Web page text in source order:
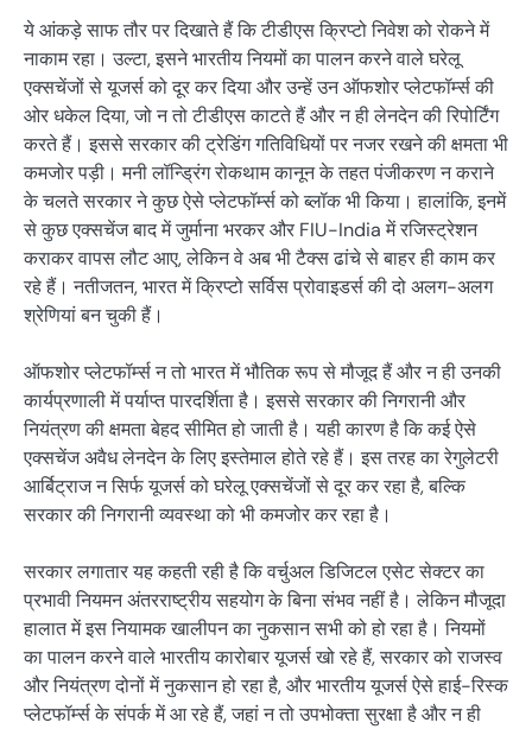
ये आंकड़े साफ तौर पर दिखाते हैं कि टीडीएस क्रिप्टो निवेश को रोकने में
नाकाम रहा। उल्टा, इसने भारतीय नियमों का पालन करने वाले घरेलू
एक्सचेंजों से यूजर्स को दूर कर दिया और उन्हें उन ऑफशोर प्लेटफॉर्म्स की
ओर धकेल दिया, जो न तो टीडीएस काटते हैं और न ही लेनदेन की रिपोर्टिंग
करते हैं। इससे सरकार की ट्रेडिंग गतिविधियों पर नजर रखने की क्षमता भी
कमजोर पड़ी। मनी लॉन्ड्रिंग रोकथाम कानून के तहत पंजीकरण न कराने
के चलते सरकार ने कुछ ऐसे प्लेटफॉर्म्स को ब्लॉक भी किया। हालांकि, इनमें
से कुछ एक्सचेंज बाद में जुर्माना भरकर और FIU-India में रजिस्ट्रेशन
कराकर वापस लौट आए, लेकिन वे अब भी टैक्स ढांचे से बाहर ही काम कर
रहे हैं। नतीजतन, भारत में क्रिप्टो सर्विस प्रोवाइडर्स की दो अलग-अलग
श्रेणियां बन चुकी हैं।
ऑफशोर प्लेटफॉर्म्स न तो भारत में भौतिक रूप से मौजूद हैं और न ही उनकी
कार्यप्रणाली में पर्याप्त पारदर्शिता है। इससे सरकार की निगरानी और
नियंत्रण की क्षमता बेहद सीमित हो जाती है। यही कारण है कि कई ऐसे
एक्सचेंज अवैध लेनदेन के लिए इस्तेमाल होते रहे हैं। इस तरह का रेगुलेटरी
आर्बिट्राज न सिर्फ यूजर्स को घरेलू एक्सचेंजों से दूर कर रहा है, बल्कि
सरकार की निगरानी व्यवस्था को भी कमजोर कर रहा है।
सरकार लगातार यह कहती रही है कि वर्चुअल डिजिटल एसेट सेक्टर का
प्रभावी नियमन अंतरराष्ट्रीय सहयोग के बिना संभव नहीं है। लेकिन मौजूदा
हालात में इस नियामक खालीपन का नुकसान सभी को हो रहा है। नियमों
का पालन करने वाले भारतीय कारोबार यूजर्स खो रहे हैं, सरकार को राजस्व
और नियंत्रण दोनों में नुकसान हो रहा है, और भारतीय यूजर्स ऐसे हाई-रिस्क
प्लेटफॉर्म्स के संपर्क में आ रहे हैं, जहां न तो उपभोक्ता सुरक्षा है और न ही